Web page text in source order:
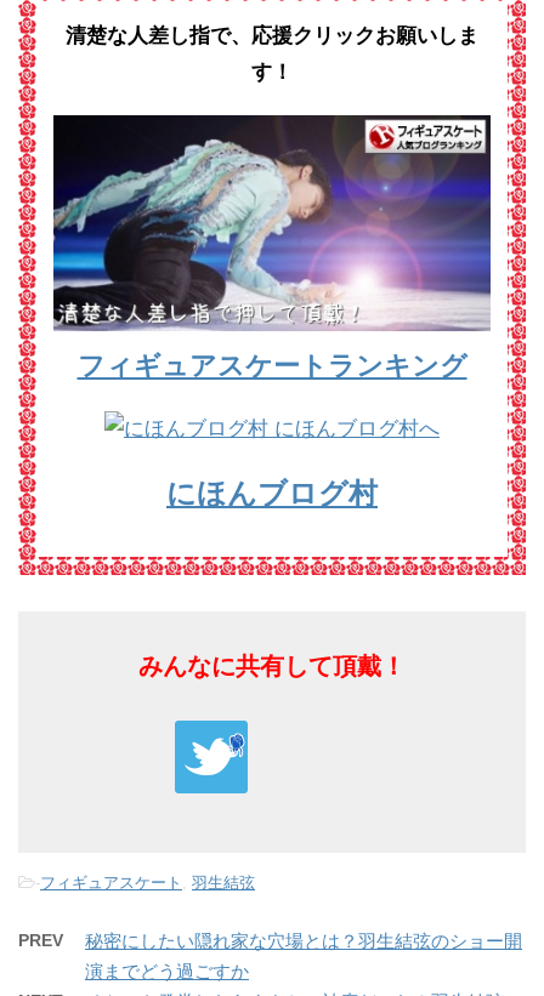
清楚な人差し指で、応援クリックお願いしま
す！
フィギュアスケートランキング
にほんブログ村
みんなに共有して頂戴！
-フィギュアスケート 羽生結弦
PREV
秘密にしたい隠れ家な穴場とは？羽生結弦のショー開
演までどう過ごすか